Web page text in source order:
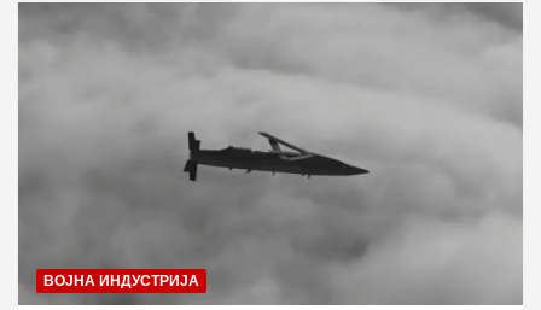
ВОЈНА ИНДУСТРИЈА